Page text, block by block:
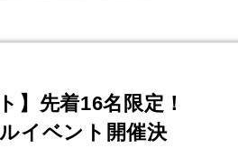
】先着16名限定！
イベント開催決